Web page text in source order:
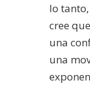
lo
cree
una
una